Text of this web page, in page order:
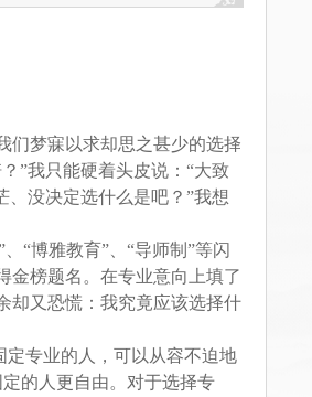
们梦寐以求却思之甚少的选择
”我只能硬着头皮说：“大致
、没决定选什么是吧？”我想
“博雅教育”、“导师制”等闪
金榜题名。在专业意向上填了
却又恐慌：我究竟应该选择什
专业的人，可以从容不迫地
的人更自由。对于选择专